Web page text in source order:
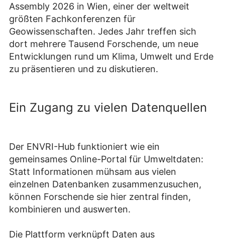
Assembly 2026 in Wien, einer der weltweit
größten Fachkonferenzen für
Geowissenschaften. Jedes Jahr treffen sich
dort mehrere Tausend Forschende, um neue
Entwicklungen rund um Klima, Umwelt und Erde
zu präsentieren und zu diskutieren.
Ein Zugang zu vielen Datenquellen
Der ENVRI-Hub funktioniert wie ein
gemeinsames Online-Portal für Umweltdaten:
Statt Informationen mühsam aus vielen
einzelnen Datenbanken zusammenzusuchen,
können Forschende sie hier zentral finden,
kombinieren und auswerten.
Die Plattform verknüpft Daten aus